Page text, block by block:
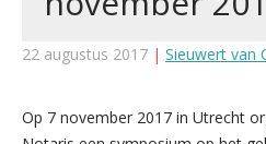
ARTIKELEN
ISO 27001 EN NEN7510
SECURITY VERIFIED
KEURMERK 7510 IN DE
PRIVACY
AVG TEMPLATES
22 augustus 2017 | Sieuwert van
Op 7 november 2017 in Utrecht